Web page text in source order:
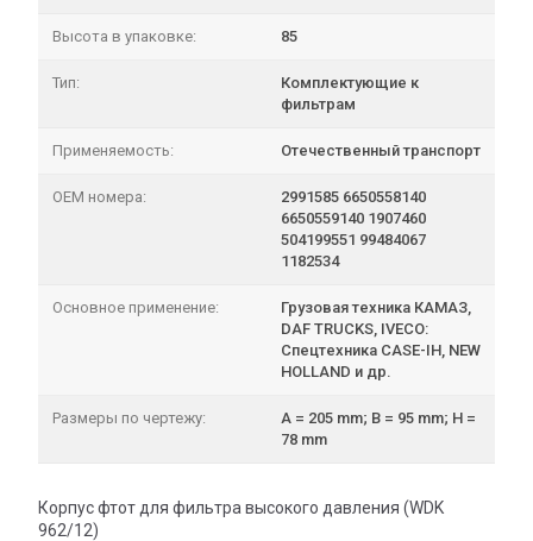
Высота в упаковке: 85
Тип:
Комплектующие к
фильтрам
Применяемость: Отечественный транспорт
OEM номера:
2991585 6650558140
6650559140 1907460
504199551 99484067
1182534
Основное применение:
Грузовая техника КАМАЗ,
DAF TRUCKS, IVECO:
Спецтехника CASE-IH, NEW
HOLLAND и др.
Размеры по чертежу:
A = 205 mm; B = 95 mm; H =
78 mm
Корпус фтот для фильтра высокого давления (WDK
962/12)